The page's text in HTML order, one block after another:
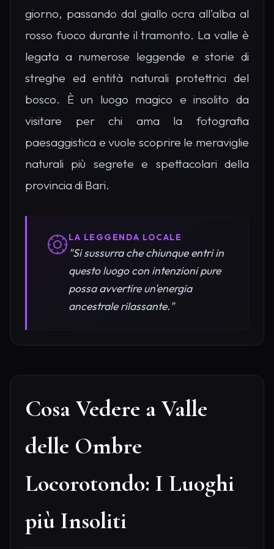
giorno, passando dal giallo ocra all'alba al
rosso fuoco durante il tramonto. La valle è
legata a numerose leggende e storie di
streghe ed entità naturali protettrici del
bosco. È un luogo magico e insolito da
visitare per chi ama la fotografia
paesaggistica e vuole scoprire le meraviglie
naturali più segrete e spettacolari della
provincia di Bari.
LA LEGGENDA LOCALE
"Si sussurra che chiunque entri in
questo luogo con intenzioni pure
possa avvertire un'energia
ancestrale rilassante."
Cosa Vedere a Valle
delle Ombre
Locorotondo: I Luoghi
più Insoliti